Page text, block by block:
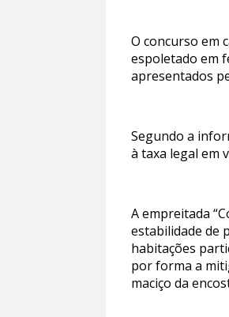
O concurso em
espoletado em
apresentados
Segundo a
à taxa legal em
A empreitada
estabilidade de
habitações
por forma a
maciço da